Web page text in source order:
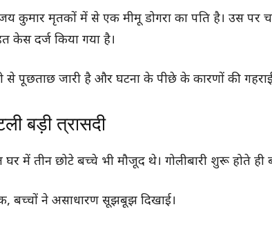
कुमार मृतकों में से एक मीमू डोगरा का पति है। उस पर
केस दर्ज किया गया है।
से पूछताछ जारी है और घटना के पीछे के कारणों की
बड़ी त्रासदी
में तीन छोटे बच्चे भी मौजूद थे। गोलीबारी शुरू होते
बच्चों ने असाधारण सूझबूझ दिखाई।